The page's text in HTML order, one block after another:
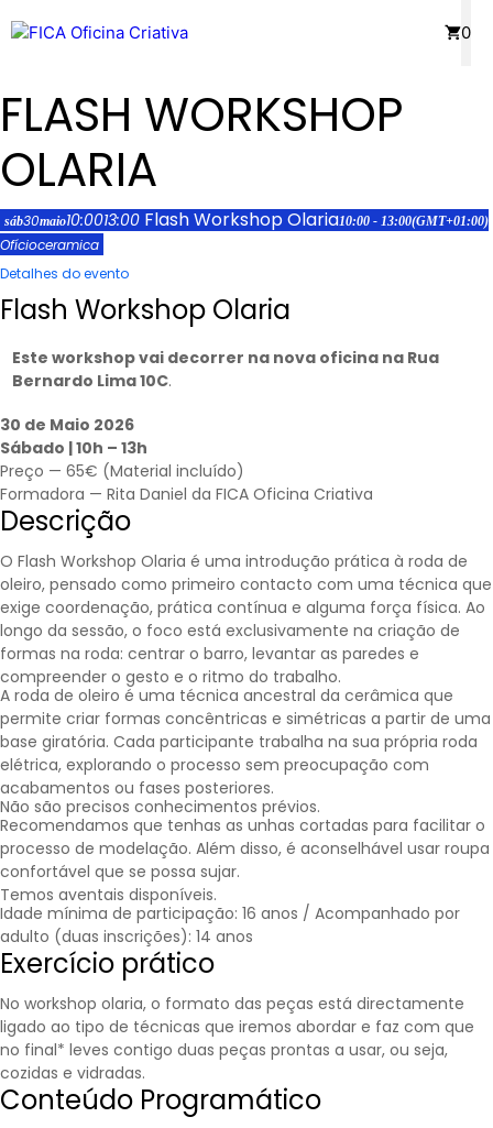
para
conteúdo
0
FLASH WORKSHOP
OLARIA
sáb30maio10:0013:00 Flash Workshop Olaria10:00 - 13:00(GMT+01:00)
Ofícioceramica
Detalhes do evento
Flash Workshop Olaria
Este workshop vai decorrer na nova oficina na Rua
Bernardo Lima 10C.
30 de Maio 2026
Sábado | 10h – 13h
Preço — 65€ (Material incluído)
Formadora — Rita Daniel da FICA Oficina Criativa
Descrição
O Flash Workshop Olaria é uma introdução prática à roda de
oleiro, pensado como primeiro contacto com uma técnica que
exige coordenação, prática contínua e alguma força física. Ao
longo da sessão, o foco está exclusivamente na criação de
formas na roda: centrar o barro, levantar as paredes e
compreender o gesto e o ritmo do trabalho.
A roda de oleiro é uma técnica ancestral da cerâmica que
permite criar formas concêntricas e simétricas a partir de uma
base giratória. Cada participante trabalha na sua própria roda
elétrica, explorando o processo sem preocupação com
acabamentos ou fases posteriores.
Não são precisos conhecimentos prévios.
Recomendamos que tenhas as unhas cortadas para facilitar o
processo de modelação. Além disso, é aconselhável usar roupa
confortável que se possa sujar.
Temos aventais disponíveis.
Idade mínima de participação: 16 anos / Acompanhado por
adulto (duas inscrições): 14 anos
Exercício prático
No workshop olaria, o formato das peças está directamente
ligado ao tipo de técnicas que iremos abordar e faz com que
no final* leves contigo duas peças prontas a usar, ou seja,
cozidas e vidradas.
Conteúdo Programático